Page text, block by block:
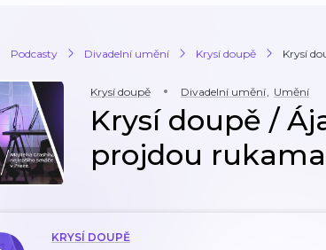
Podcasty Divadelní umění Krysí doupě Krysí
Krysí doupě Divadelní umění, Umění
Krysí doupě /
projdou
KRYSÍ DOUPĚ